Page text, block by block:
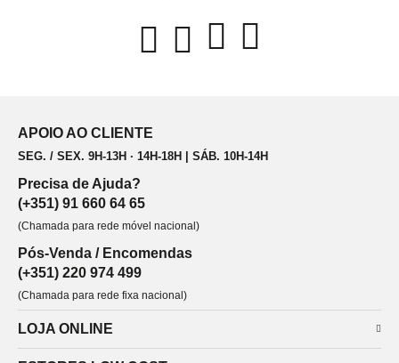
APOIO AO CLIENTE
SEG. / SEX. 9H-13H · 14H-18H | SÁB. 10H-14H
Precisa de Ajuda?
(+351) 91 660 64 65
(Chamada para rede móvel nacional)
Pós-Venda / Encomendas
(+351) 220 974 499
(Chamada para rede fixa nacional)
LOJA ONLINE